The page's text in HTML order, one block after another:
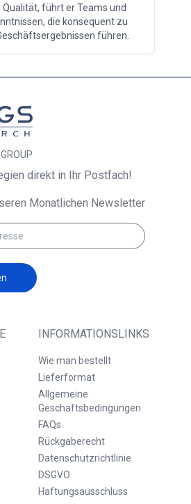
führt er Teams und
die konsequent zu
führen.
INFORMATIONSLINKS
Wie man bestellt
Lieferformat
Allgemeine
Geschäftsbedingungen
FAQs
Rückgaberecht
Datenschutzrichtlinie
DSGVO
Haftungsausschluss
direkt in Ihr Postfach!
Monatlichen Newsletter